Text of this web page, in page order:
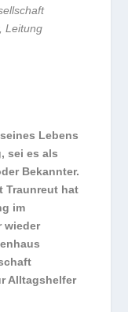
Leitung
Lebens
sei es als
Bekannter.
Traunreut hat
im
wieder
Alltagshelfer